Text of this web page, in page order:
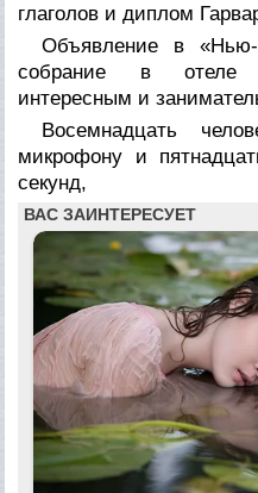
глаголов и диплом
Объявление в
собрание в отеле
интересным и
Восемнадцать
микрофону и
секунд,